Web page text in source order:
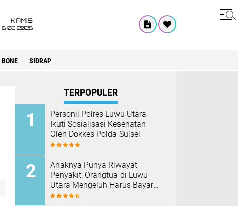
KAMIS
6 08 2026
BONE SIDRAP
TERPOPULER
Personil Polres Luwu Utara
Ikuti Sosialisasi Kesehatan
Oleh Dokkes Polda Sulsel
Anaknya Punya Riwayat
Penyakit, Orangtua di Luwu
Utara Mengeluh Harus Bayar
Rp190 Ribu Sebelum di